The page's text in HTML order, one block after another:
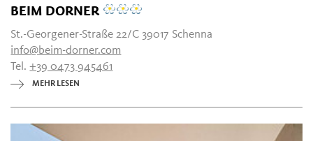
BEIM DORNER
St.-Georgener-Straße 22/C 39017 Schenna
info@beim-dorner.com
Tel.+39 0473 945461
MEHR LESEN